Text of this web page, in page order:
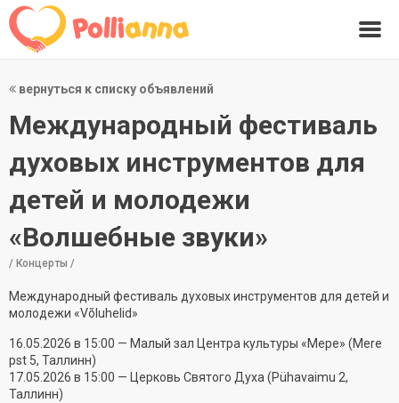
вернуться к списку объявлений
Международный фестиваль
духовых инструментов для
детей и молодежи
«Волшебные звуки»
/ Концерты /
Международный фестиваль духовых инструментов для детей и
молодежи «Võluhelid»
16.05.2026 в 15:00 — Малый зал Центра культуры «Мере» (Mere
pst 5, Таллинн)
17.05.2026 в 15:00 — Церковь Святого Духа (Pühavaimu 2,
Таллинн)